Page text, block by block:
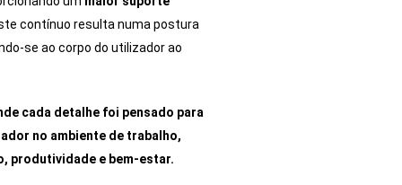
contínuo resulta numa postura
se ao corpo do utilizador ao
cada detalhe foi pensado para
no ambiente de trabalho,
produtividade e bem-estar.